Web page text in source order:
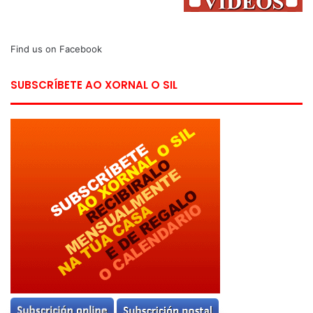
Find us on Facebook
SUBSCRÍBETE AO XORNAL O SIL